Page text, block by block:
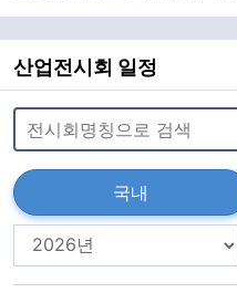
순간이다. 과학기술정보통신부는 20일 오전 박제근
서울대학교 물
산업전시회 일정
국내